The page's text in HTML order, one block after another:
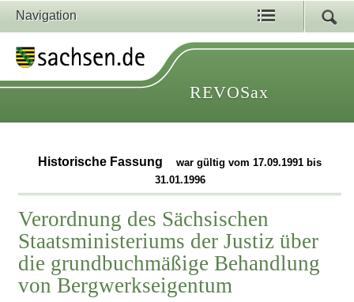
Navigation
REVOSax
Historische Fassung
war gültig vom 17.09.1991 bis
31.01.1996
Verordnung des Sächsischen
Staatsministeriums der Justiz über
die grundbuchmäßige Behandlung
von Bergwerkseigentum